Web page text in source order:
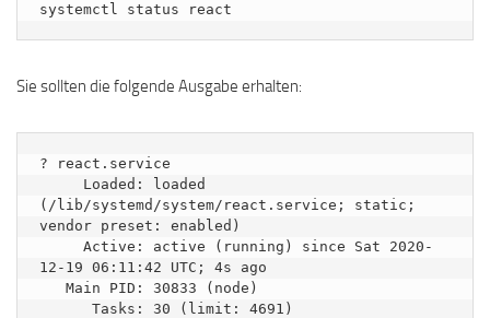
systemctl status react
Sie sollten die folgende Ausgabe erhalten:
? react.service
(/lib/systemd/system/react.service; static;
vendor preset: enabled)
12-19 06:11:42 UTC; 4s ago